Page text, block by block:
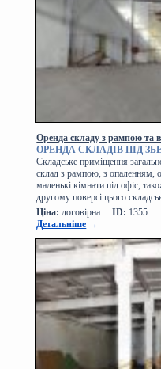
Оренда складу з рампою та
ОРЕНДА СКЛАДІВ ПІД
Складське приміщення
склад з рампою, з опаленням,
маленькі кімнати під офіс,
другому поверсі цього
Ціна: договірна ID: 1355
Детальніше →